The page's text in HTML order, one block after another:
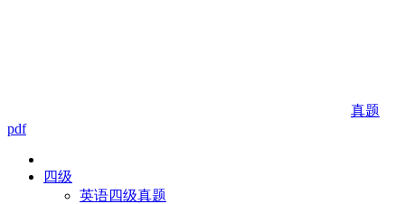
真题
pdf
四级
英语四级真题